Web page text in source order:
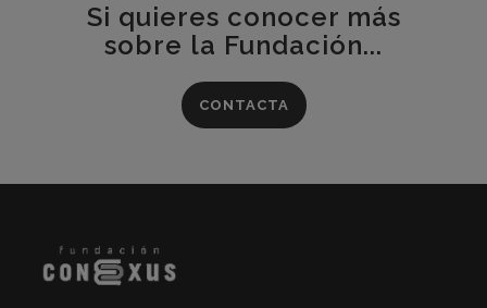
Si quieres conocer más
sobre la Fundación...
CONTACTA